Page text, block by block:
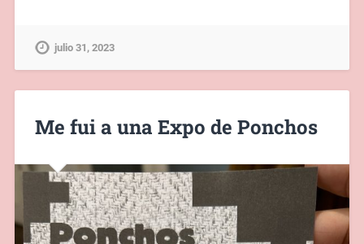
julio 31, 2023
Me fui a una Expo de Ponchos